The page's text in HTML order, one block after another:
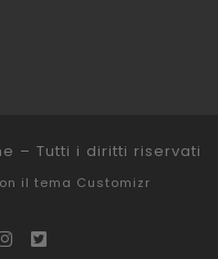
– Tutti i diritti riservati
il tema Customizr